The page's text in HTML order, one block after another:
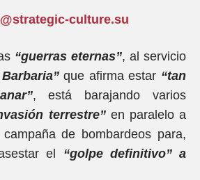
culture.su
“guerras eternas”, al servicio
que afirma estar “tan
, está barajando varios
terrestre”en paralelo a
de bombardeos para,
el “golpe definitivo” a